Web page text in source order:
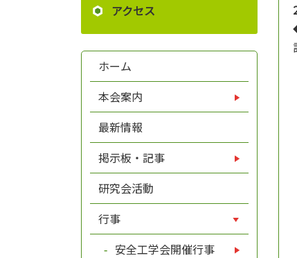
アクセス
ホーム
本会案内
最新情報
掲示板・記事
研究会活動
行事
安全工学会開催行事